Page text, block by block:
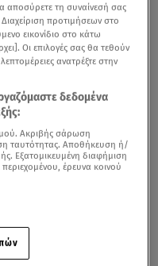
αποσύρετε τη συναίνεσή σας
προτιμήσεων στο
εικονίδιο στο κάτω
Οι επιλογές σας θα τεθούν
ανατρέξτε στην
δεδομένα
Ακριβής σάρωση
ταυτότητας. Αποθήκευση ή/
Εξατομικευμένη διαφήμιση
έρευνα κοινού